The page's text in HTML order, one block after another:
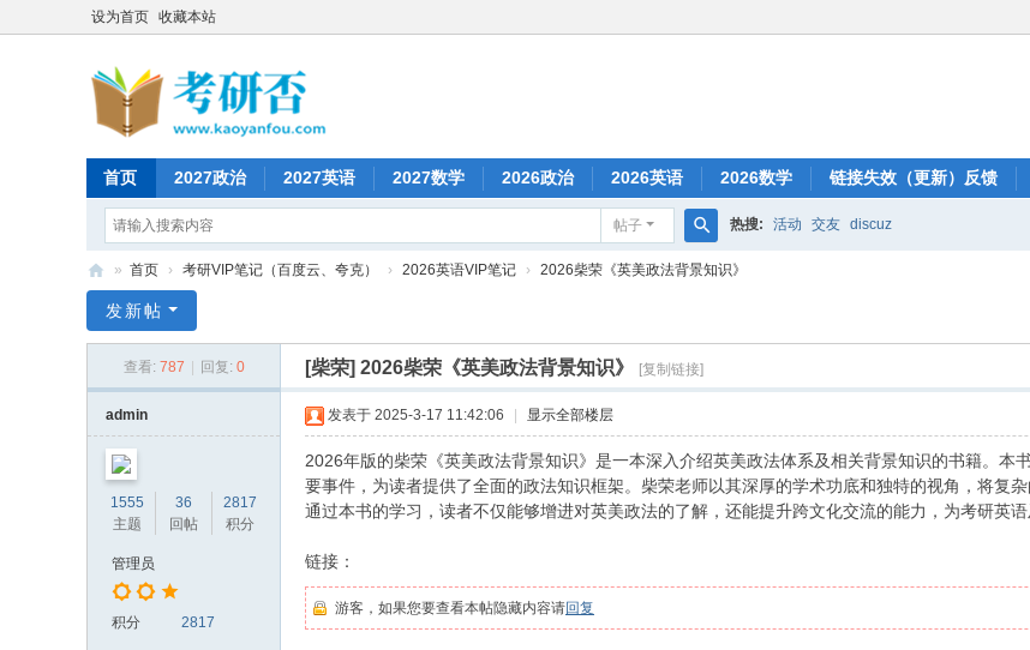
设为首页 收藏本站
首页 2027政治 2027英语 2027数学 2026政治 2026英语 2026数学 链接失效（更新）反馈
帖子
搜
热搜: 活动 交友 discuz
研
» 首页 › 考研VIP笔记（百度云、夸克） › 2026英语VIP笔记 › 2026柴荣《英美政法背景知识》
发新帖
查看: 787 回复: 0 [柴荣] 2026柴荣《英美政法背景知识》 [复制链接]
admin
1555
主题
36
回帖
2817
积分
管理员
积分 2817
发表于 2025-3-17 11:42:06 显示全部楼层
2026年版的柴荣《英美政法背景知识》是一本深入介绍英美政法体系及相关背景知识的书籍。
要事件，为读者提供了全面的政法知识框架。柴荣老师以其深厚的学术功底和独特的视角，将复
通过本书的学习，读者不仅能够增进对英美政法的了解，还能提升跨文化交流的能力，为考研英语
链接：
游客，如果您要查看本帖隐藏内容请回复